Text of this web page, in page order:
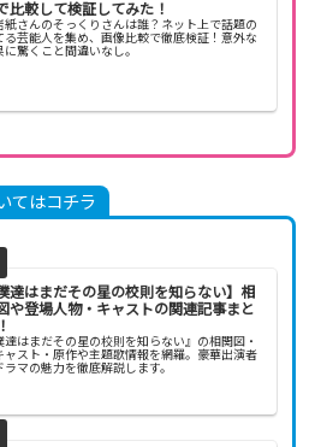
比較して検証してみた！
紙さんのそっくりさんは誰？ネット上で話題の
る芸能人を集め、画像比較で徹底検証！意外な
に驚くこと間違いなし。
てはコチラ
僕達はまだその星の校則を知らない】相
や登場人物・キャストの関連記事まと
達はまだその星の校則を知らない』の相関図・
ャスト・原作や主題歌情報を網羅。豪華出演者
ラマの魅力を徹底解説します。